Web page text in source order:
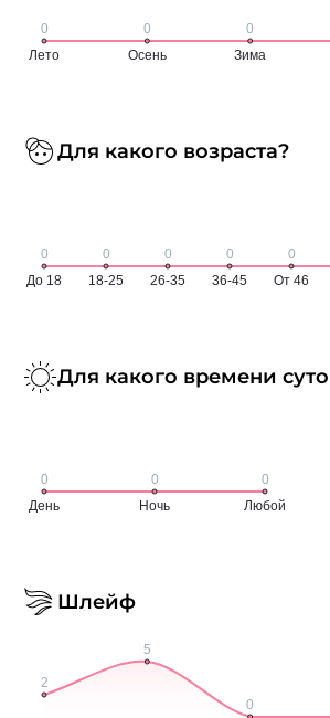
Для какого возраста?
Для какого времени
Шлейф